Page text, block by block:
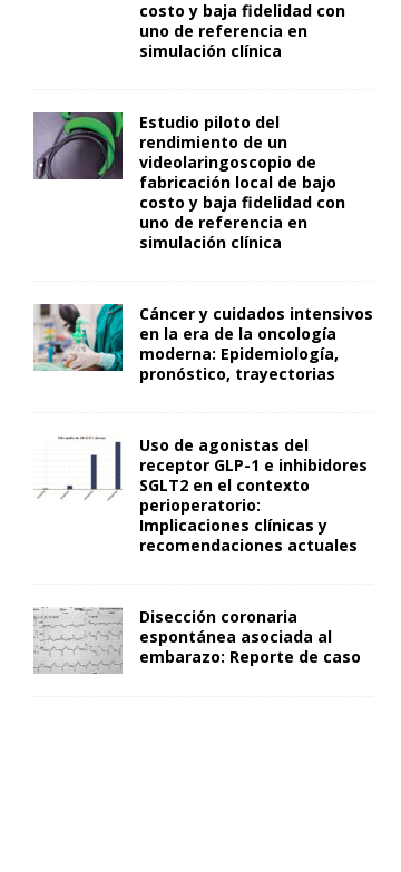
costo y baja fidelidad con
uno de referencia en
simulación clínica
Estudio piloto del
rendimiento de un
videolaringoscopio de
fabricación local de bajo
costo y baja fidelidad con
uno de referencia en
simulación clínica
Cáncer y cuidados intensivos
en la era de la oncología
moderna: Epidemiología,
pronóstico, trayectorias
Uso de agonistas del
receptor GLP-1 e inhibidores
SGLT2 en el contexto
perioperatorio:
Implicaciones clínicas y
recomendaciones actuales
Disección coronaria
espontánea asociada al
embarazo: Reporte de caso